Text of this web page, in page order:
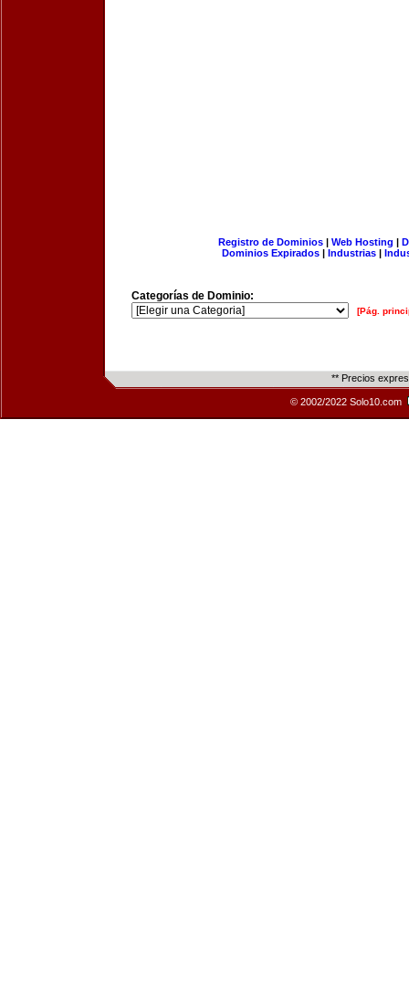
Registro de Dominios| Web Hosting |
Dominios Expirados | Industrias |
Categorías de Dominio:
[Pág.
** Precios
© 2002/2022 Solo10.com